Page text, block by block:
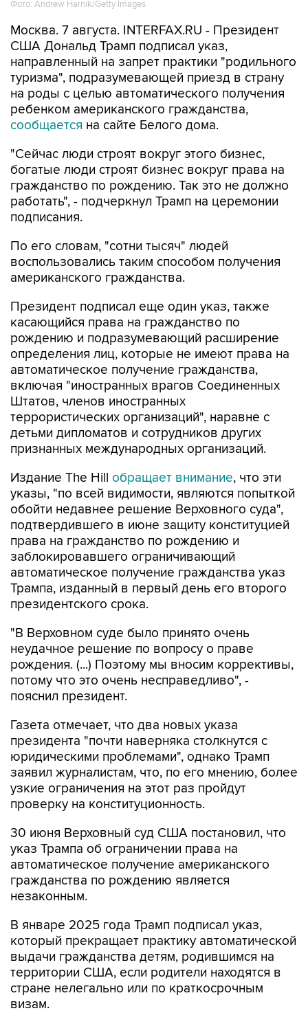
Фото: Andrew Harnik/Getty Images
Москва. 7 августа. INTERFAX.RU - Президент
США Дональд Трамп подписал указ,
направленный на запрет практики "родильного
туризма", подразумевающей приезд в страну
на роды с целью автоматического получения
ребенком американского гражданства,
сообщается на сайте Белого дома.
"Сейчас люди строят вокруг этого бизнес,
богатые люди строят бизнес вокруг права на
гражданство по рождению. Так это не должно
работать", - подчеркнул Трамп на церемонии
подписания.
По его словам, "сотни тысяч" людей
воспользовались таким способом получения
американского гражданства.
Президент подписал еще один указ, также
касающийся права на гражданство по
рождению и подразумевающий расширение
определения лиц, которые не имеют права на
автоматическое получение гражданства,
включая "иностранных врагов Соединенных
Штатов, членов иностранных
террористических организаций", наравне с
детьми дипломатов и сотрудников других
признанных международных организаций.
Издание The Hill обращает внимание, что эти
указы, "по всей видимости, являются попыткой
обойти недавнее решение Верховного суда",
подтвердившего в июне защиту конституцией
права на гражданство по рождению и
заблокировавшего ограничивающий
автоматическое получение гражданства указ
Трампа, изданный в первый день его второго
президентского срока.
"В Верховном суде было принято очень
неудачное решение по вопросу о праве
рождения. (...) Поэтому мы вносим коррективы,
потому что это очень несправедливо", -
пояснил президент.
Газета отмечает, что два новых указа
президента "почти наверняка столкнутся с
юридическими проблемами", однако Трамп
заявил журналистам, что, по его мнению, более
узкие ограничения на этот раз пройдут
проверку на конституционность.
30 июня Верховный суд США постановил, что
указ Трампа об ограничении права на
автоматическое получение американского
гражданства по рождению является
незаконным.
В январе 2025 года Трамп подписал указ,
который прекращает практику автоматической
выдачи гражданства детям, родившимся на
территории США, если родители находятся в
стране нелегально или по краткосрочным
визам.